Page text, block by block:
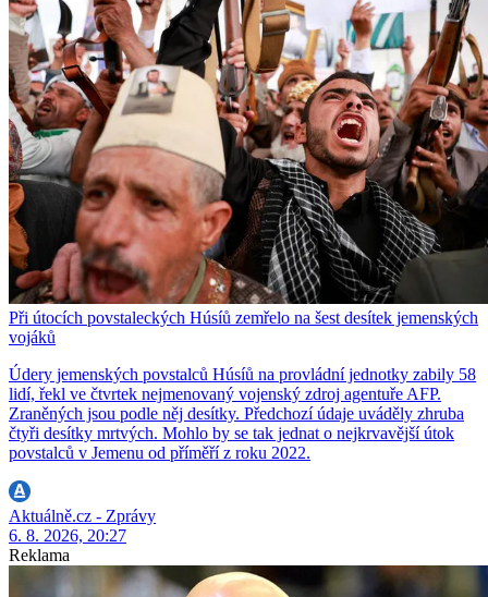
Při útocích povstaleckých Húsíů zemřelo na šest desítek jemenských
vojáků
Údery jemenských povstalců Húsíů na provládní jednotky zabily 58
lidí, řekl ve čtvrtek nejmenovaný vojenský zdroj agentuře AFP.
Zraněných jsou podle něj desítky. Předchozí údaje uváděly zhruba
čtyři desítky mrtvých. Mohlo by se tak jednat o nejkrvavější útok
povstalců v Jemenu od příměří z roku 2022.
Aktuálně.cz - Zprávy
6. 8. 2026, 20:27
Reklama